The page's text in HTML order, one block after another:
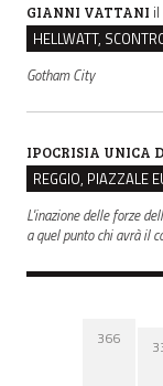
GIANNI VATTANI
Gotham City
IPOCRISIA UNICA
L'inazione delle forze
a quel punto chi avrà il
366